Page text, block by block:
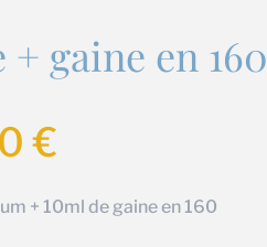
gaine en 160
€
+ 10ml de gaine en 160